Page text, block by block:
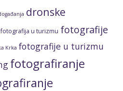
dronske
fotografija u turizmu fotografije
Krka fotografije u turizmu
fotografiranje